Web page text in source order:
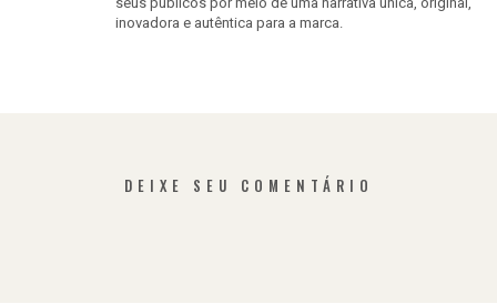
inovadora e autêntica para a marca.
DEIXE SEU COMENTÁRIO